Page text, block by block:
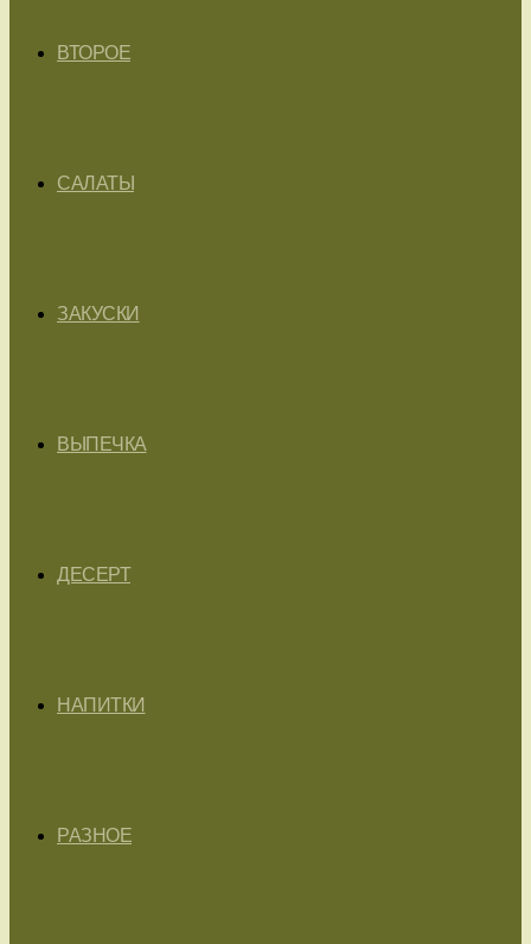
ВТОРОЕ
САЛАТЫ
ЗАКУСКИ
ВЫПЕЧКА
ДЕСЕРТ
НАПИТКИ
РАЗНОЕ